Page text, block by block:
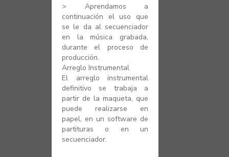
> Aprendamos a
continuación el uso que
se le da al secuenciador
en la música grabada,
durante el proceso de
producción.
Arreglo Instrumental
El arreglo instrumental
definitivo se trabaja a
partir de la maqueta, que
puede realizarse en
papel, en un software de
partituras o en un
secuenciador.